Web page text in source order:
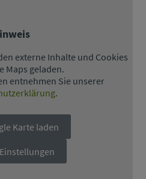
externe Inhalte und Cookies
Maps geladen.
entnehmen Sie unserer
.
Karte laden